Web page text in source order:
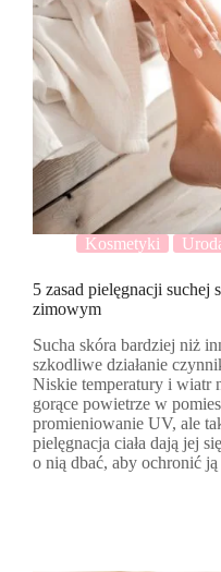
Kosmetyki
5 zasad pielęgnacji suchej
zimowym
Sucha skóra bardziej niż
szkodliwe działanie
Niskie temperatury i wiatr
gorące powietrze w
promieniowanie UV, ale
pielęgnacja ciała dają jej
o nią dbać, aby ochronić ją